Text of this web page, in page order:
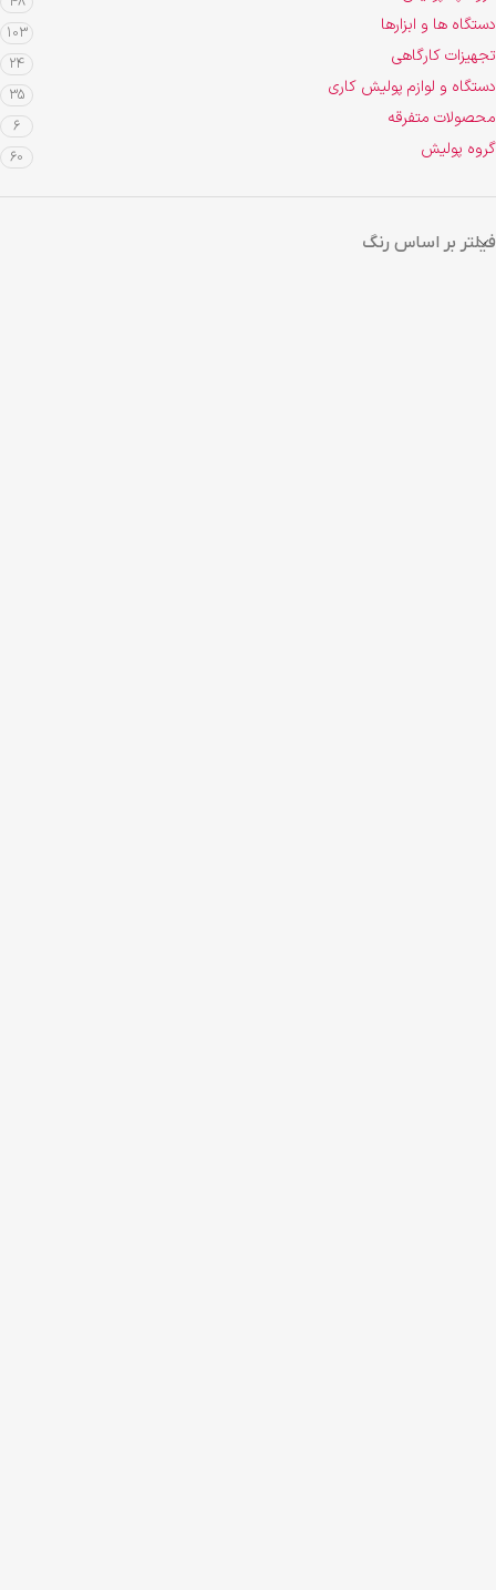
دستگاه ها و ابزارها 103
تجهیزات کارگاهی 24
دستگاه و لوازم پولیش کاری 35
محصولات متفرقه 6
گروه پولیش 60
فیلتر بر اساس رنگ